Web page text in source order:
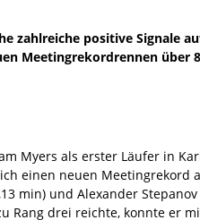
zahlreiche positive Signale
Meetingrekordrennen über
Myers als erster Läufer in
einen neuen Meetingrekord
min) und Alexander
Rang drei reichte, konnte er